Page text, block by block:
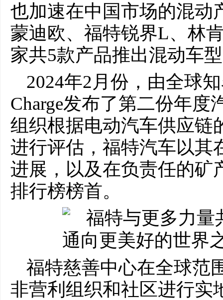
也加速在中国市场的混动
蒙迪欧、福特锐界L、林
家共5款产品推出混动车
2024年2月份，由全球
Charge发布了第二份年
组织根据电动汽车供应链
进行评估，福特汽车以其
进展，以及在负责任的矿
排行榜榜首。
福特慈善中心在全球范
非营利组织和社区进行实